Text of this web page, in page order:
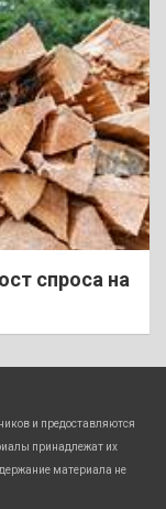
спроса на
и предоставляются
принадлежат их
материала не